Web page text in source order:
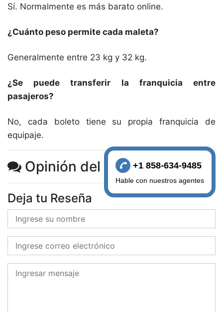
Sí. Normalmente es más barato online.
¿Cuánto peso permite cada maleta?
Generalmente entre 23 kg y 32 kg.
¿Se puede transferir la franquicia entre
pasajeros?
No, cada boleto tiene su propia franquicia de
equipaje.
Opinión del Cliente
Deja tu Reseña
+1 858-634-9485
Hable con nuestros agentes